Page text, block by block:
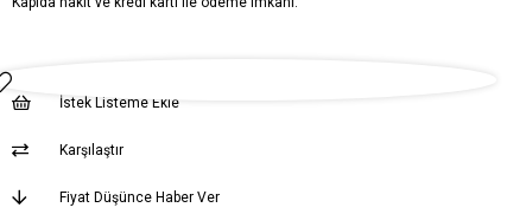
İstek Listeme Ekle
Karşılaştır
Fiyat Düşünce Haber Ver